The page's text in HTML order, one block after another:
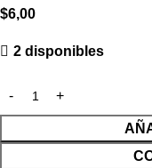
$6,00
2 disponibles